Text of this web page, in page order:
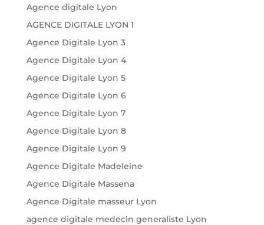
Agence digitale Lyon
AGENCE DIGITALE LYON 1
Agence Digitale Lyon 3
Agence Digitale Lyon 4
Agence Digitale Lyon 5
Agence Digitale Lyon 6
Agence Digitale Lyon 7
Agence Digitale Lyon 8
Agence Digitale Lyon 9
Agence Digitale Madeleine
Agence Digitale Massena
Agence Digitale masseur Lyon
agence digitale medecin generaliste Lyon